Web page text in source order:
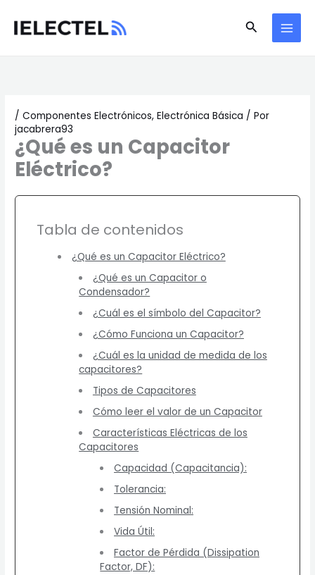
Buscar
/Componentes Electrónicos,Electrónica Básica / Por
jacabrera93
¿Qué es un Capacitor
Eléctrico?
Tabla de contenidos
¿Qué es un Capacitor Eléctrico?
¿Qué es un Capacitor o
Condensador?
¿Cuál es el símbolo del Capacitor?
¿Cómo Funciona un Capacitor?
¿Cuál es la unidad de medida de los
capacitores?
Tipos de Capacitores
Cómo leer el valor de un Capacitor
Características Eléctricas de los
Capacitores
Capacidad (Capacitancia):
Tolerancia:
Tensión Nominal:
Vida Útil:
Factor de Pérdida (Dissipation
Factor, DF):